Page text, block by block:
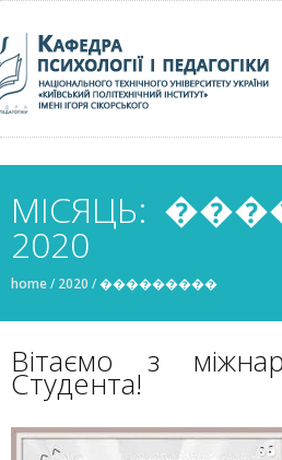
МІСЯЦЬ:
2020
home/ 2020 /���������
Вітаємо з
Студента!